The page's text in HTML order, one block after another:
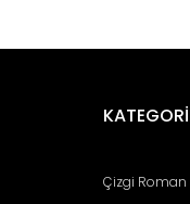
Çizgi Roman